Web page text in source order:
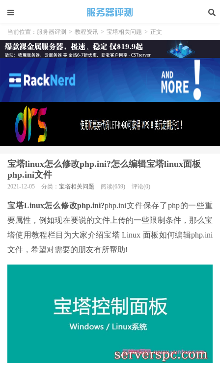
当前位置： 服务器评测 > 教程资讯 > 宝塔相关问题 > 正文
宝塔linux怎么修改php.ini?怎么编辑宝塔linux面板
php.ini文件
2021-12-05 分类： 宝塔相关问题 阅读(659) 评论(0)
宝塔Linux怎么修改php.ini?php.ini文件保存了php的一些重
要属性，例如现在要说的文件上传的一些限制条件，那么宝
塔使用教程栏目为大家介绍宝塔 Linux 面板如何编辑php.ini
文件，希望对需要的朋友有所帮助!